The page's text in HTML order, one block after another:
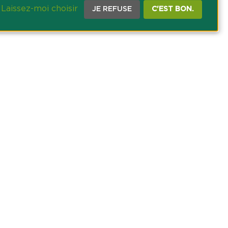
Laissez-moi choisir JE REFUSE C'EST BON.